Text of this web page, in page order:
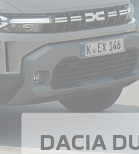
DACIA